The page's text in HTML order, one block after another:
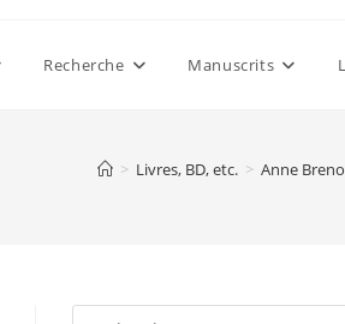
Recherche Manuscrits
> Livres, BD, etc. > Anne